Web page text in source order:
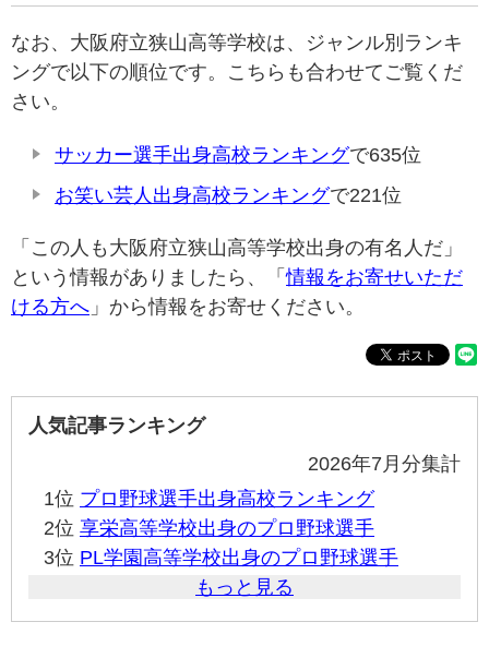
なお、大阪府立狭山高等学校は、ジャンル別ランキ
ングで以下の順位です。こちらも合わせてご覧くだ
さい。
サッカー選手出身高校ランキングで635位
お笑い芸人出身高校ランキングで221位
「この人も大阪府立狭山高等学校出身の有名人だ」
という情報がありましたら、「情報をお寄せいただ
ける方へ 」から情報をお寄せください。
人気記事ランキング
2026年7月分集計
1位 プロ野球選手出身高校ランキング
2位 享栄高等学校出身のプロ野球選手
3位 PL学園高等学校出身のプロ野球選手
もっと見る